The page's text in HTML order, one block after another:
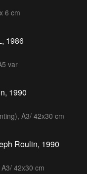
6 cm
1986
var
1990
A3/ 42x30 cm
Roulin, 1990
42x30 cm